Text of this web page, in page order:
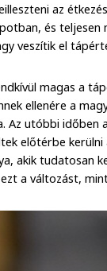
az
és
veszítik el
magas a
ellenére a
Az utóbbi időben
előtérbe
akik tudatosan
a változást,